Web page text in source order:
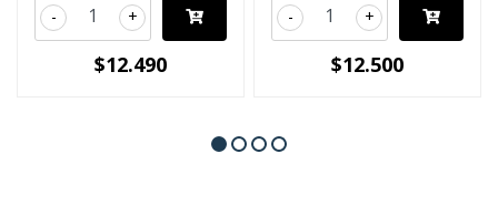
+
-
$12.490
+
-
$12.500